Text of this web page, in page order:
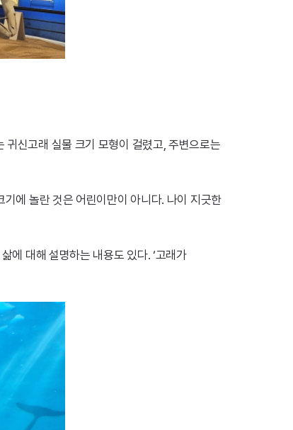
신고래 실물 크기 모형이 걸렸고, 주변으로는
에 놀란 것은 어린이만이 아니다. 나이 지긋한
에 대해 설명하는 내용도 있다. ‘고래가